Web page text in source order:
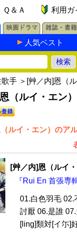
Ｑ＆Ａ 利用ガ
人気ベスト
手 ＞[艸／内]恩（
（ルイ・エン
ルイ・エン）のア
[艸／内]恩（ルイ
『Rui En 首張専
01.白色羽毛 02.
討厭 06.是誰
[ling]類対[イ尓]